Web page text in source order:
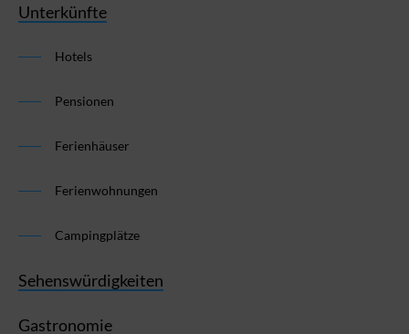
Unterkünfte
Hotels
Pensionen
Ferienhäuser
Ferienwohnungen
Campingplätze
Sehenswürdigkeiten
Gastronomie